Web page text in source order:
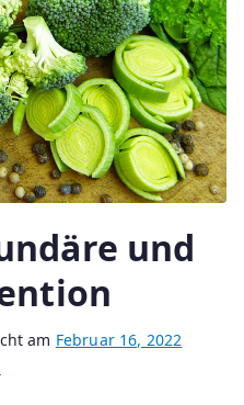
und
am Februar 16, 2022